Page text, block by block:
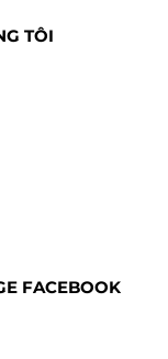
TÔI
FACEBOOK